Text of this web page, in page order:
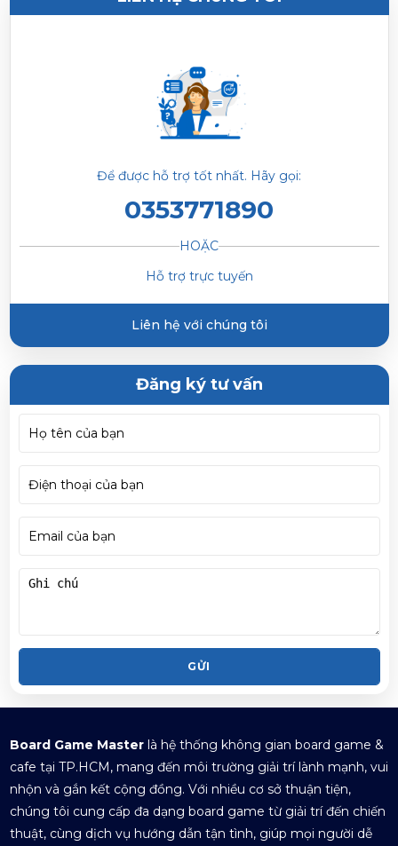
Để được hỗ trợ tốt nhất. Hãy gọi:
0353771890
HOẶC
Hỗ trợ trực tuyến
Liên hệ với chúng tôi
Đăng ký tư vấn
GỬI
Board Game Masterlà hệ thống không gian board game &
cafe tại TP.HCM, mang đến môi trường giải trí lành mạnh, vui
nhộn và gắn kết cộng đồng. Với nhiều cơ sở thuận tiện,
chúng tôi cung cấp đa dạng board game từ giải trí đến chiến
thuật, cùng dịch vụ hướng dẫn tận tình, giúp mọi người dễ